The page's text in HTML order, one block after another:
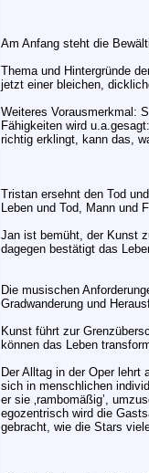
Am Anfang steht die
Thema und Hintergründe
jetzt einer bleichen,
Weiteres Vorausmerkmal:
Fähigkeiten wird
richtig erklingt, kann das,
Tristan ersehnt den Tod
Leben und Tod, Mann
Jan ist bemüht, der Kunst
dagegen bestätigt das
Die musischen
Gradwanderung und
Kunst führt zur
können das Leben
Der Alltag in der Oper lehrt
sich in menschlichen
er sie ‚rambomäßig’,
egozentrisch wird die
gebracht, wie die Stars